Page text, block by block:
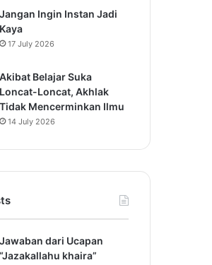
Jangan Ingin Instan Jadi
Kaya
17 July 2026
Akibat Belajar Suka
Loncat-Loncat, Akhlak
Tidak Mencerminkan Ilmu
14 July 2026
Jawaban dari Ucapan
“Jazakallahu khaira”